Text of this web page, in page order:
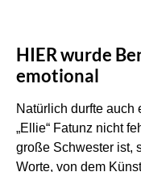
HIER wurde
emotional
Natürlich durfte auch
„Ellie“ Fatunz nicht
große Schwester ist,
Worte, von dem